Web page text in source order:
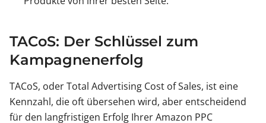
TACoS: Der Schlüssel zum
Kampagnenerfolg
TACoS, oder Total Advertising Cost of Sales, ist eine
Kennzahl, die oft übersehen wird, aber entscheidend
für den langfristigen Erfolg Ihrer Amazon PPC